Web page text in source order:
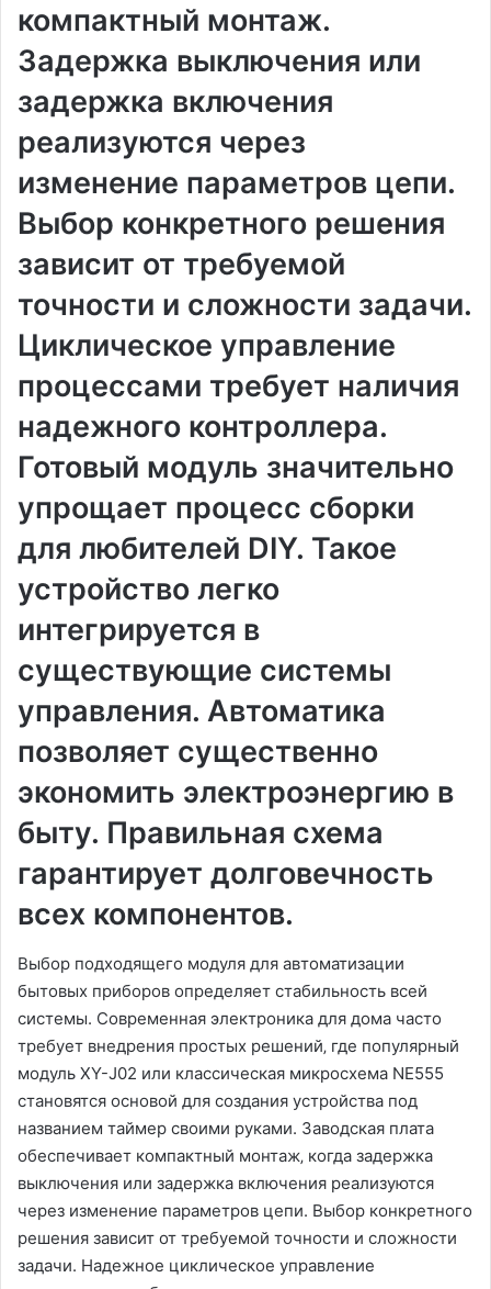
компактный монтаж.
Задержка выключения или
задержка включения
реализуются через
изменение параметров цепи.
Выбор конкретного решения
зависит от требуемой
точности и сложности задачи.
Циклическое управление
процессами требует наличия
надежного контроллера.
Готовый модуль значительно
упрощает процесс сборки
для любителей DIY. Такое
устройство легко
интегрируется в
существующие системы
управления. Автоматика
позволяет существенно
экономить электроэнергию в
быту. Правильная схема
гарантирует долговечность
всех компонентов.
Выбор подходящего модуля для автоматизации
бытовых приборов определяет стабильность всей
системы. Современная электроника для дома часто
требует внедрения простых решений‚ где популярный
модуль XY-J02 или классическая микросхема NE555
становятся основой для создания устройства под
названием таймер своими руками. Заводская плата
обеспечивает компактный монтаж‚ когда задержка
выключения или задержка включения реализуются
через изменение параметров цепи. Выбор конкретного
решения зависит от требуемой точности и сложности
задачи. Надежное циклическое управление